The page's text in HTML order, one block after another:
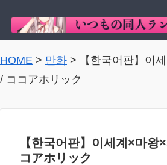
HOME > 만화 >
【한국어판】이
/ ココアホリック
【한국어판】이세계×마왕
コアホリック